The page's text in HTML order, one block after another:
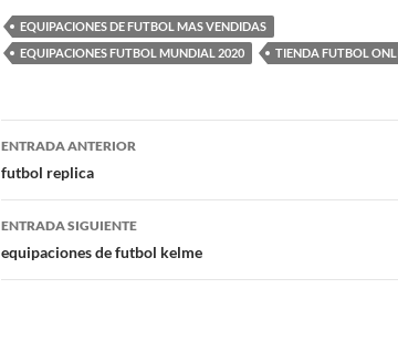
EQUIPACIONES DE FUTBOL MAS VENDIDAS
EQUIPACIONES FUTBOL MUNDIAL 2020
TIENDA FUTBOL
Navegación
de
entradas
ENTRADA ANTERIOR
futbol replica
ENTRADA SIGUIENTE
equipaciones de futbol kelme